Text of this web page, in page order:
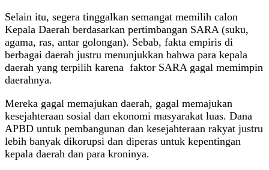
Selain itu, segera tinggalkan semangat memilih calon
Kepala Daerah berdasarkan pertimbangan SARA (suku,
agama, ras, antar golongan). Sebab, fakta empiris di
berbagai daerah justru menunjukkan bahwa para kepala
daerah yang terpilih karena faktor SARA gagal memimpin
daerahnya.
Mereka gagal memajukan daerah, gagal memajukan
kesejahteraan sosial dan ekonomi masyarakat luas. Dana
APBD untuk pembangunan dan kesejahteraan rakyat justru
lebih banyak dikorupsi dan diperas untuk kepentingan
kepala daerah dan para kroninya.